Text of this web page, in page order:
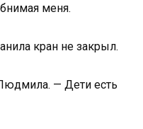
меня.
кран не закрыл.
— Дети есть